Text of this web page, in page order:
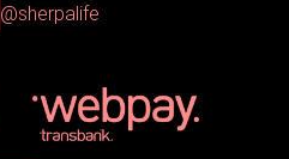
@sherpalife